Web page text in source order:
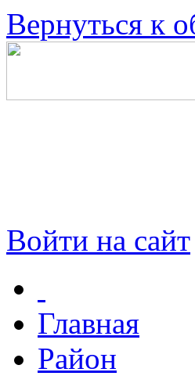
Вернуться к
Войти на сайт
Главная
Район